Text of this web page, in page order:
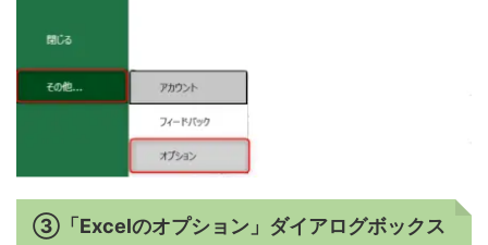
③「Excelのオプション」ダイアログボックス